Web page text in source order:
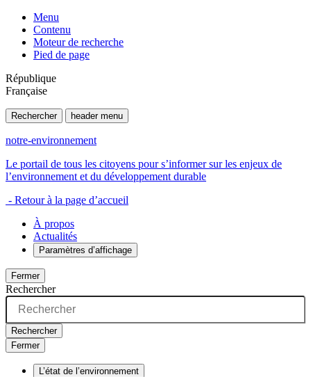
Menu
Contenu
Moteur de recherche
Pied de page
République
Française
Rechercher header menu
notre-environnement
Le portail de tous les citoyens pour s’informer sur les enjeux de
l’environnement et du développement durable
- Retour à la page d’accueil
À propos
Actualités
Paramètres d’affichage
Fermer
Rechercher
Rechercher
Fermer
L’état de l’environnement